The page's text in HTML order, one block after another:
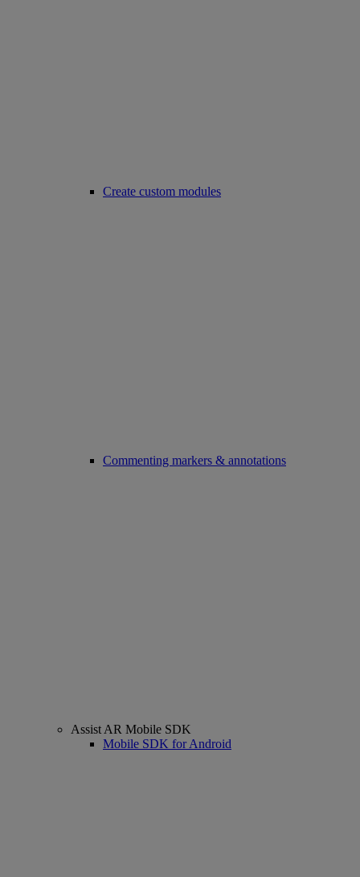
Create custom modules
Commenting markers & annotations
Assist AR Mobile SDK
Mobile SDK for Android